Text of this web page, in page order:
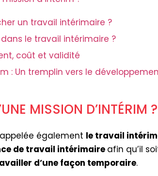
un travail intérimaire ?
le travail intérimaire ?
coût et validité
: Un tremplin vers le
MISSION D’INTÉRIM ?
également le travail
de travail intérimaire afin qu’il
d’une façon temporaire.